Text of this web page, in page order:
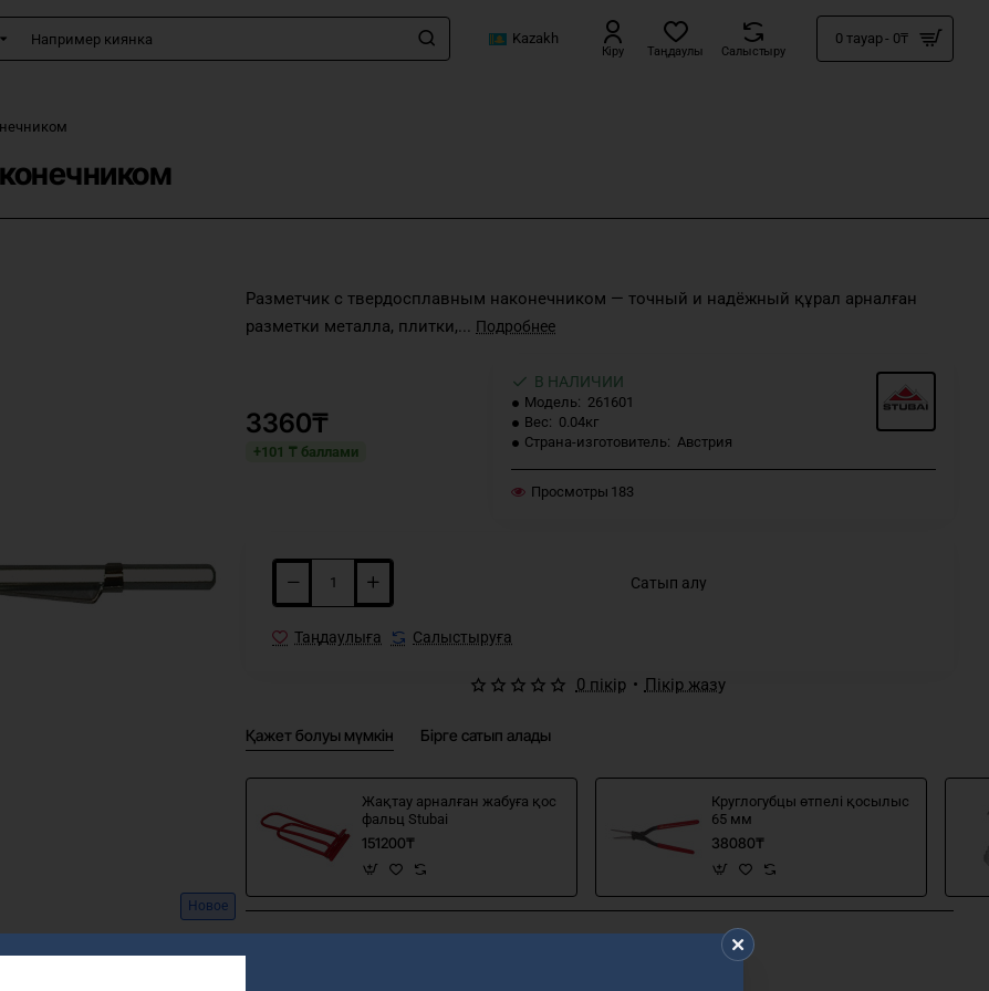
Kazakh
Кіру Таңдаулы Салыстыру
0 тауар - 0₸
Новое
Разметчик с твердосплавным наконечником — точный и надёжный құрал арналған
разметки металла, плитки,...
0 пікір • Пікір жазу
3360₸
+101 ₸ баллами
В НАЛИЧИИ
Модель: 261601
Вес: 0.04кг
Страна-изготовитель: Австрия
Просмотры 183
Сатып алу
Таңдаулыға Салыстыруға
Қажет болуы мүмкін Бірге сатып алады
Жақтау арналған жабуға қос
фальц Stubai
151200₸
Круглогубцы өтпелі қосылыс
65 мм
38080₸